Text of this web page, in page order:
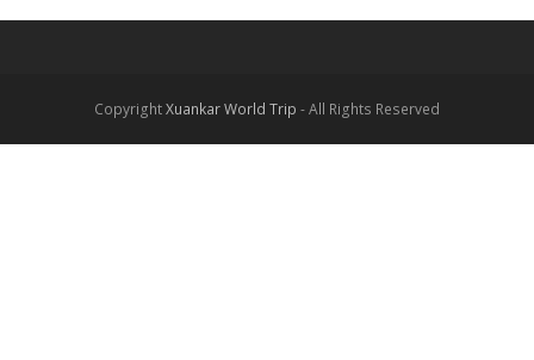
CopyrightXuankar World Trip - All Rights Reserved